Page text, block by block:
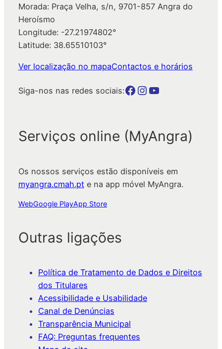
Morada: Praça Velha, s/n, 9701-857 Angra do
Heroísmo
Longitude: -27.21974802°
Latitude: 38.65510103°
Ver localização no mapaContactos e horários
Siga-nos nas redes sociais:Botão para a página da autarquia no Facebook Botão para a página da autarquia no Instagram Botão para a página da autarquia no Youtube
Serviços online (MyAngra)
Os nossos serviços estão disponíveis em
myangra.cmah.pt e na app móvel MyAngra.
WebGoogle PlayApp Store
Outras ligações
Política de Tratamento de Dados e Direitos
dos Titulares
Acessibilidade e Usabilidade
Canal de Denúncias
Transparência Municipal
FAQ: Preguntas frequentes